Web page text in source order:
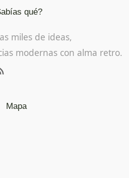
Mapa
qué?
miles de ideas,
modernas con alma retro.